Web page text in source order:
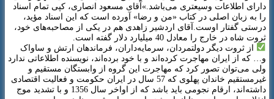
دارای اطلاعات وسیعتری می‌باشد.»آقای مسعود انصاری، کپی تمام اسناد
را به زبان اصلی در کتاب «من و رضا» آورده است که این اسناد مؤید،
درستی گفتار اوست.آقای اردشیر زاهدی هم در یکی از مصاحبه‌های خود،
ثروت شاه در خارج را معادل 40 میلیارد دلار گفته است.
از ثروت دیگر دولتمردان، سرمایه‌داران، فرماندهان ارتش و ساواک
و… که از ایران مهاجرت کرده‌اند و با خود برده‌اند، نویسنده اطلاعاتی ندارد
ولی می‌توان تصور کرد که مهاجرت این گروه از وابستگان مستقیم و
غیرمستقیم خاندان پهلوی که 57 سال در ایران حکومت و فعالیت اقتصادی
داشته‌اند، ارقام نجومی باید باشد که از اواخر سال 1356 و با تشدید موج